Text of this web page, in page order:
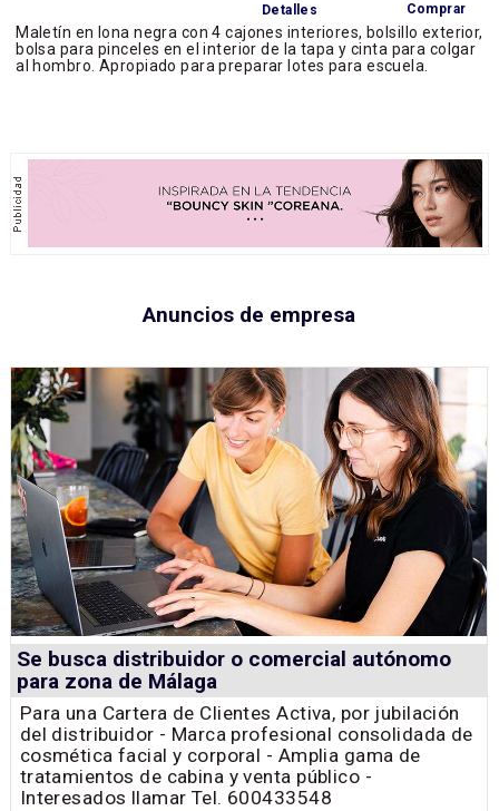
Detalles Comprar
Maletín en lona negra con 4 cajones interiores, bolsillo exterior,
bolsa para pinceles en el interior de la tapa y cinta para colgar
al hombro. Apropiado para preparar lotes para escuela.
Anuncios de empresa
Se busca distribuidor o comercial autónomo
para zona de Málaga
Para una Cartera de Clientes Activa, por jubilación
del distribuidor - Marca profesional consolidada de
cosmética facial y corporal - Amplia gama de
tratamientos de cabina y venta público -
Interesados llamar Tel. 600433548